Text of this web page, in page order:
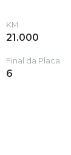
KM
21.000
Final da Placa
6